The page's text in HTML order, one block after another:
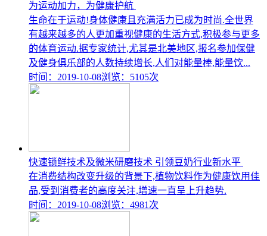
为运动加力，为健康护航
生命在于运动!身体健康且充满活力已成为时尚.全世界
有越来越多的人更加重视健康的生活方式,积极参与更多
的体育运动.据专家统计,尤其是北美地区,报名参加保健
及健身俱乐部的人数持续增长,人们对能量棒,能量饮...
时间：2019-10-08浏览：5105次
快速锁鲜技术及微米研磨技术 引领豆奶行业新水平
在消费结构改变升级的背景下,植物饮料作为健康饮用佳
品,受到消费者的高度关注,增速一直呈上升趋势.
时间：2019-10-08浏览：4981次